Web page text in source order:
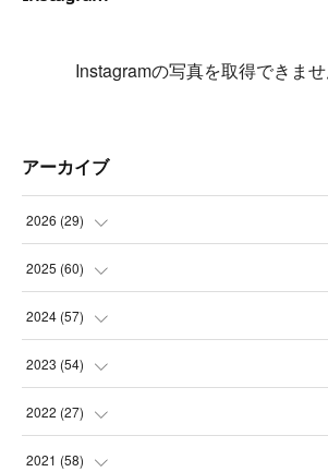
Instagramの写真を取得できませ
アーカイブ
2026 (29)
(5
(3
(7
(6
2025 (60)
(3
(3
(3
(2
2024 (57)
(4
(5
(2
2023 (54)
(6
(8
2022 (27)
(1
2021 (58)